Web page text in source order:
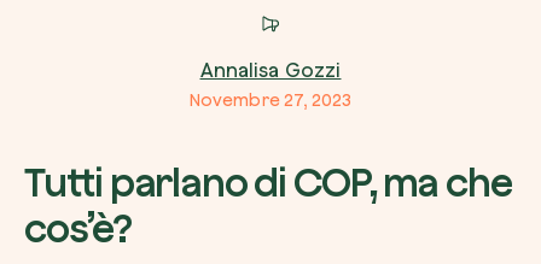
Annalisa Gozzi
Novembre 27, 2023
Tutti parlano di COP, ma che
cos’è?
Come ci hai conosciuto